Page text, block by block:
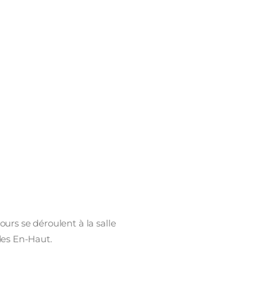
se déroulent à la salle
En-Haut.